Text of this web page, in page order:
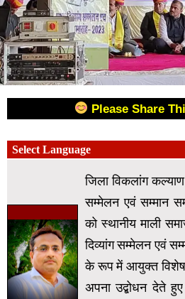
Please Share
जिला विकलांग कल्याण
सम्मेलन एवं सम्मान
को स्थानीय माली
दिव्यांग सम्मेलन एवं
के रूप में आयुक्त विशेष
अपना उद्बोधन देते